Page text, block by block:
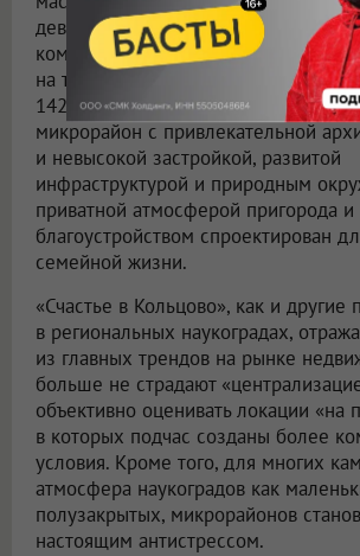
девелоперов России — Группы
комплекс «Счастье в Кольцово»
на три тысячи квартир площадью
142 тысяч квадратных метров.
микрорайон с привлекательной
и невысокой застройкой, развитой
инфраструктурой и природным
приватной атмосферой пригорода
благоустройством спроектирован
семейной жизни.
«Счастье в Кольцово», как и другие
в региональных наукоградах,
из главных трендов на рынке
больше не страдают
объективно оценивать локации «на
в которых подчас созданы более
условия. Кроме того, для многих
атмосфера наукоградов как
полузакрытых, микрорайонов
настоящим антистрессом.